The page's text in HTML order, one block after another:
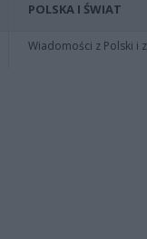
POLSKA I ŚWIAT
Wiadomości z Polski i